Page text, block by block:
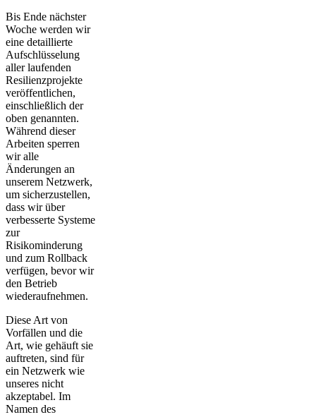
Bis Ende nächster
Woche werden wir
eine detaillierte
Aufschlüsselung
aller laufenden
Resilienzprojekte
veröffentlichen,
einschließlich der
oben genannten.
Während dieser
Arbeiten sperren
wir alle
Änderungen an
unserem Netzwerk,
um sicherzustellen,
dass wir über
verbesserte Systeme
zur
Risikominderung
und zum Rollback
verfügen, bevor wir
den Betrieb
wiederaufnehmen.
Diese Art von
Vorfällen und die
Art, wie gehäuft sie
auftreten, sind für
ein Netzwerk wie
unseres nicht
akzeptabel. Im
Namen des